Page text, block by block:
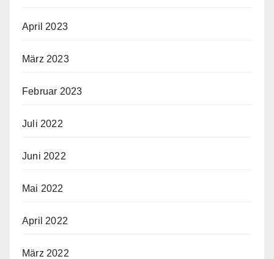
April 2023
März 2023
Februar 2023
Juli 2022
Juni 2022
Mai 2022
April 2022
März 2022